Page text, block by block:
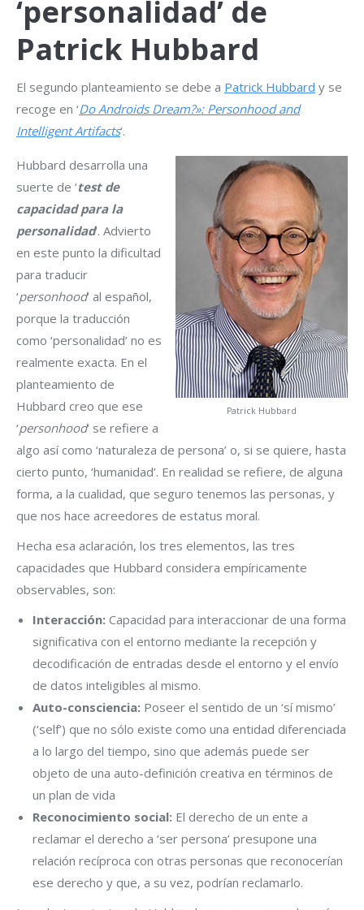
‘personalidad’ de
Patrick Hubbard
El segundo planteamiento se debe a Patrick Hubbard y se
recoge en ‘Do Androids Dream?»: Personhood and
Intelligent Artifacts‘.
Patrick Hubbard
Hubbard desarrolla una
suerte de ‘test de
capacidad para la
personalidad‘. Advierto
en este punto la dificultad
para traducir
‘personhood‘ al español,
porque la traducción
como ‘personalidad’ no es
realmente exacta. En el
planteamiento de
Hubbard creo que ese
‘personhood‘ se refiere a
algo así como ‘naturaleza de persona’ o, si se quiere, hasta
cierto punto, ‘humanidad’. En realidad se refiere, de alguna
forma, a la cualidad, que seguro tenemos las personas, y
que nos hace acreedores de estatus moral.
Hecha esa aclaración, los tres elementos, las tres
capacidades que Hubbard considera empíricamente
observables, son:
Interacción: Capacidad para interaccionar de una forma
significativa con el entorno mediante la recepción y
decodificación de entradas desde el entorno y el envío
de datos inteligibles al mismo.
Auto-consciencia: Poseer el sentido de un ‘sí mismo’
(‘self’) que no sólo existe como una entidad diferenciada
a lo largo del tiempo, sino que además puede ser
objeto de una auto-definición creativa en términos de
un plan de vida
Reconocimiento social: El derecho de un ente a
reclamar el derecho a ‘ser persona’ presupone una
relación recíproca con otras personas que reconocerían
ese derecho y que, a su vez, podrían reclamarlo.